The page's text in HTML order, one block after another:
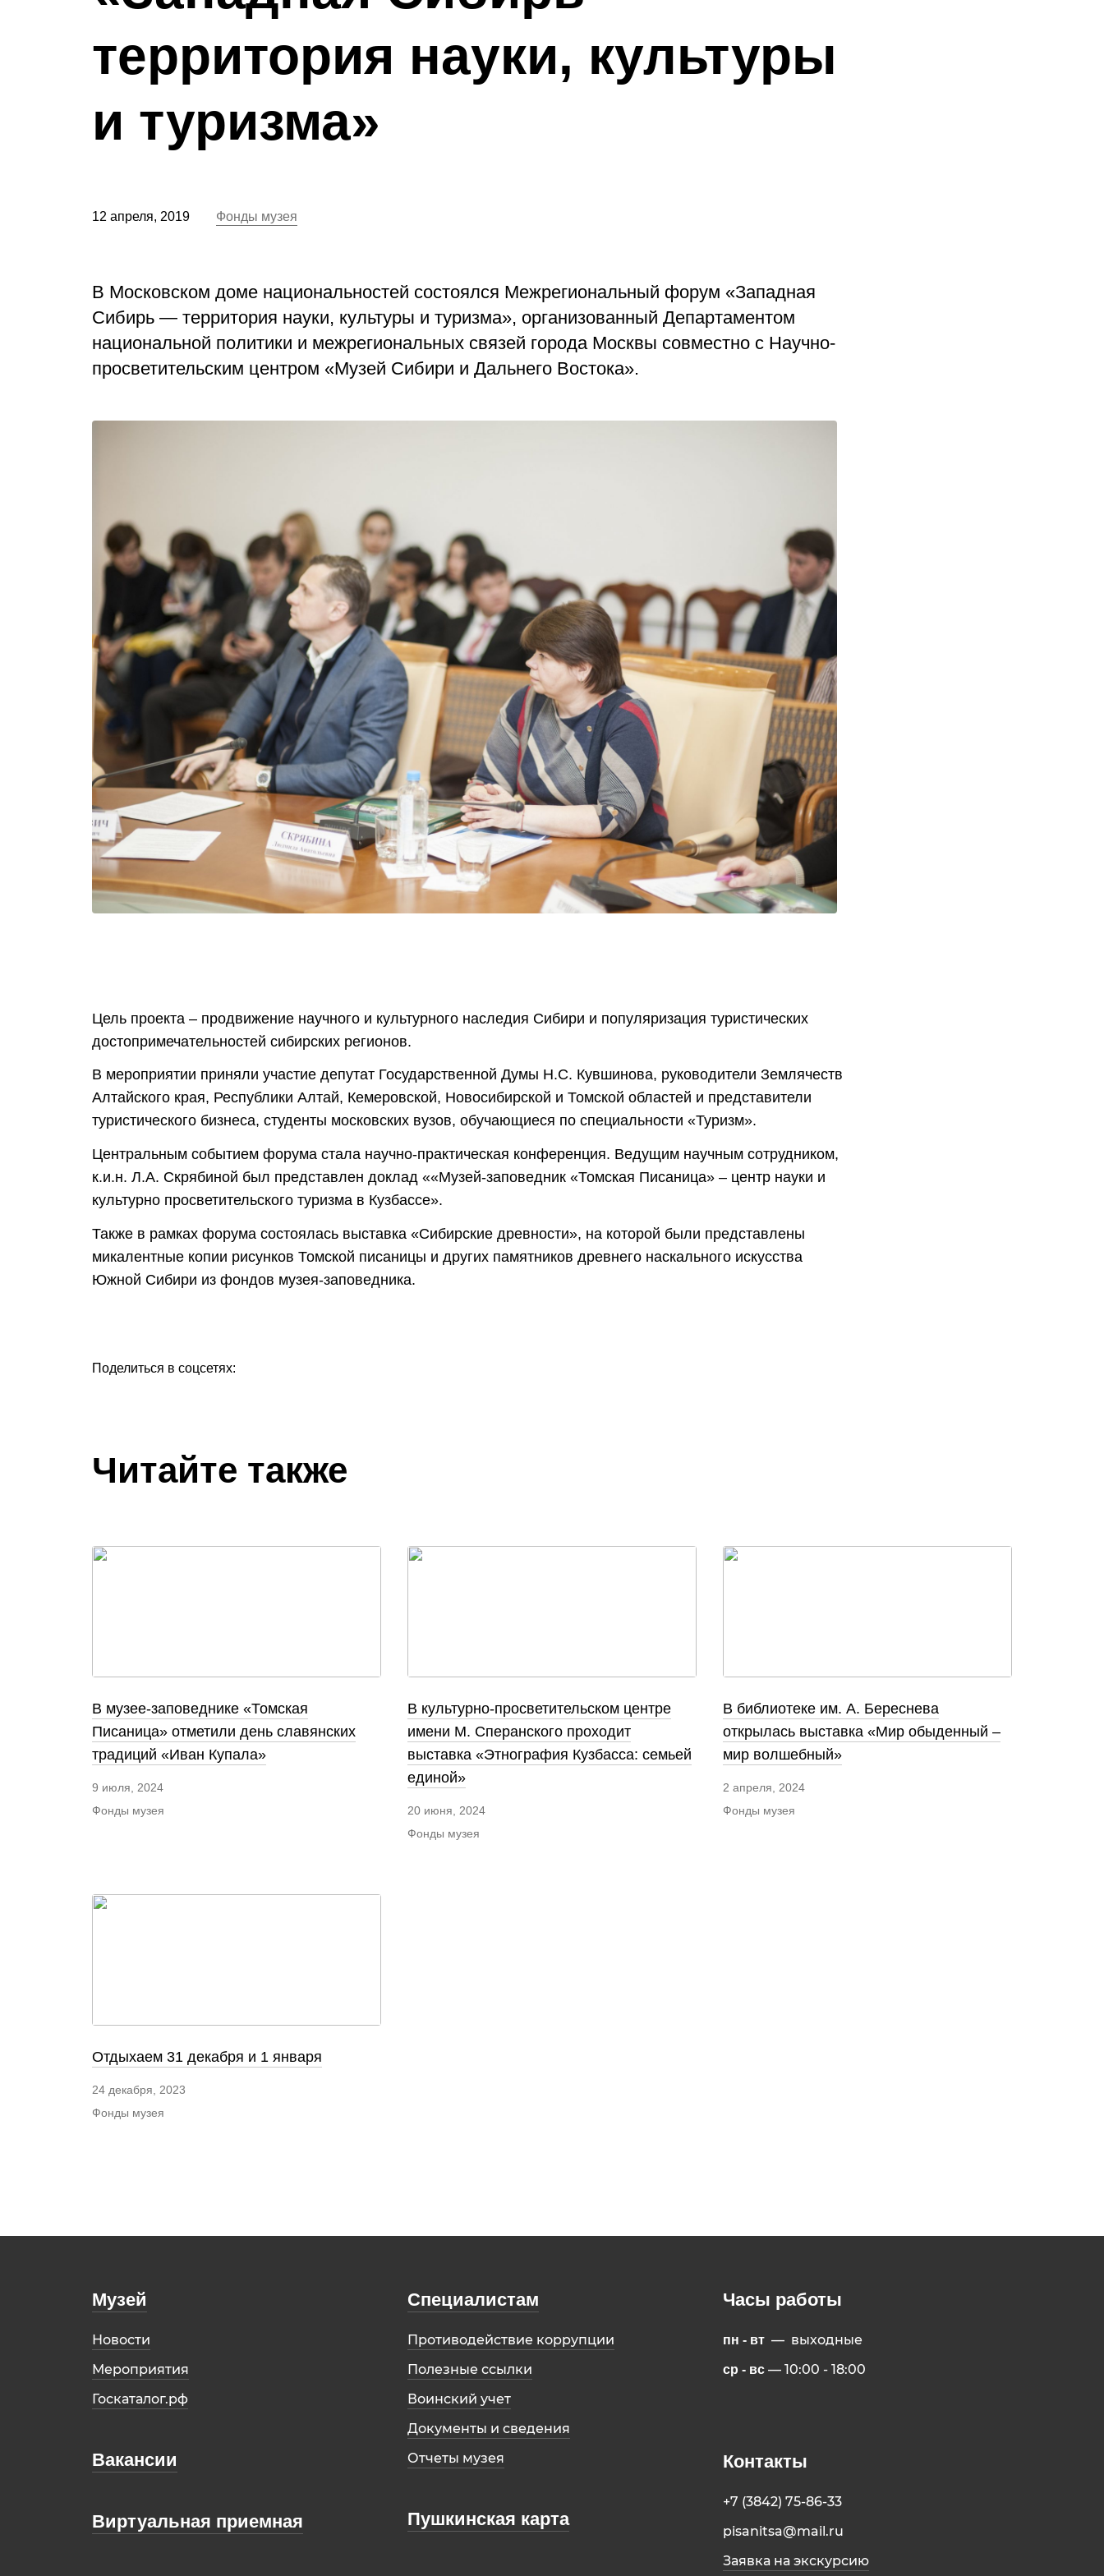
территория науки, культуры
и туризма»
12 апреля, 2019 Фонды музея
В Московском доме национальностей состоялся Межрегиональный форум «Западная
Сибирь — территория науки, культуры и туризма», организованный Департаментом
национальной политики и межрегиональных связей города Москвы совместно с Научно-
просветительским центром «Музей Сибири и Дальнего Востока».
Цель проекта – продвижение научного и культурного наследия Сибири и популяризация туристических
достопримечательностей сибирских регионов.
В мероприятии приняли участие депутат Государственной Думы Н.С. Кувшинова, руководители Землячеств
Алтайского края, Республики Алтай, Кемеровской, Новосибирской и Томской областей и представители
туристического бизнеса, студенты московских вузов, обучающиеся по специальности «Туризм».
Центральным событием форума стала научно-практическая конференция. Ведущим научным сотрудником,
к.и.н. Л.А. Скрябиной был представлен доклад ««Музей-заповедник «Томская Писаница» – центр науки и
культурно просветительского туризма в Кузбассе».
Также в рамках форума состоялась выставка «Сибирские древности», на которой были представлены
микалентные копии рисунков Томской писаницы и других памятников древнего наскального искусства
Южной Сибири из фондов музея-заповедника.
Поделиться в соцсетях:
Читайте также
В музее-заповеднике «Томская
Писаница» отметили день славянских
традиций «Иван Купала»
9 июля, 2024
Фонды музея
В культурно-просветительском центре
имени М. Сперанского проходит
выставка «Этнография Кузбасса: семьей
единой»
20 июня, 2024
Фонды музея
В библиотеке им. А. Береснева
открылась выставка «Мир обыденный –
мир волшебный»
2 апреля, 2024
Фонды музея
Отдыхаем 31 декабря и 1 января
24 декабря, 2023
Фонды музея
Музей
Новости
Мероприятия
Госкаталог.рф
Вакансии
Виртуальная приемная
Специалистам
Противодействие коррупции
Полезные ссылки
Воинский учет
Документы и сведения
Отчеты музея
Пушкинская карта
Часы работы
пн - вт — выходные
ср - вс — 10:00 - 18:00
Контакты
+7 (3842) 75-86-33
pisanitsa@mail.ru
Заявка на экскурсию